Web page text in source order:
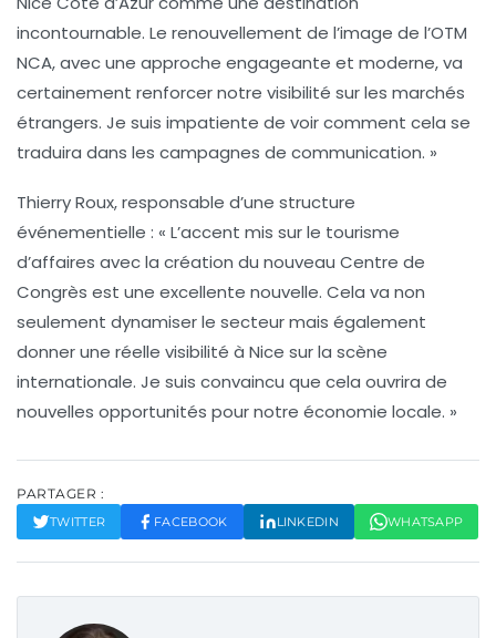
incontournable. Le renouvellement de l’image de l’OTM
NCA, avec une approche engageante et moderne, va
certainement renforcer notre visibilité sur les marchés
étrangers. Je suis impatiente de voir comment cela se
traduira dans les campagnes de communication. »
Thierry Roux, responsable d’une structure
événementielle : « L’accent mis sur le tourisme
d’affaires avec la création du nouveau Centre de
Congrès est une excellente nouvelle. Cela va non
seulement dynamiser le secteur mais également
donner une réelle visibilité à Nice sur la scène
internationale. Je suis convaincu que cela ouvrira de
nouvelles opportunités pour notre économie locale. »
PARTAGER :
TWITTER FACEBOOK LINKEDIN WHATSAPP